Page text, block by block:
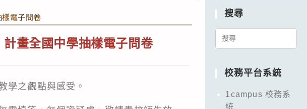
樣電子問卷
畫全國中學抽樣電子問卷
學之觀點與感受。
搜尋
Search
校務平台系統
1campus 校務系
統